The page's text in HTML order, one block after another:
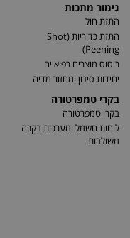
גימור מתכות
התזת חול
התזת כדוריות (Shot
Peening)
ריסוס מוצרים רפואיים
יחידות סינון ומחזור מדיה
בקרי טמפרטורה
בקרי טמפרטורה
לוחות חשמל ומערכות בקרה
משולבות